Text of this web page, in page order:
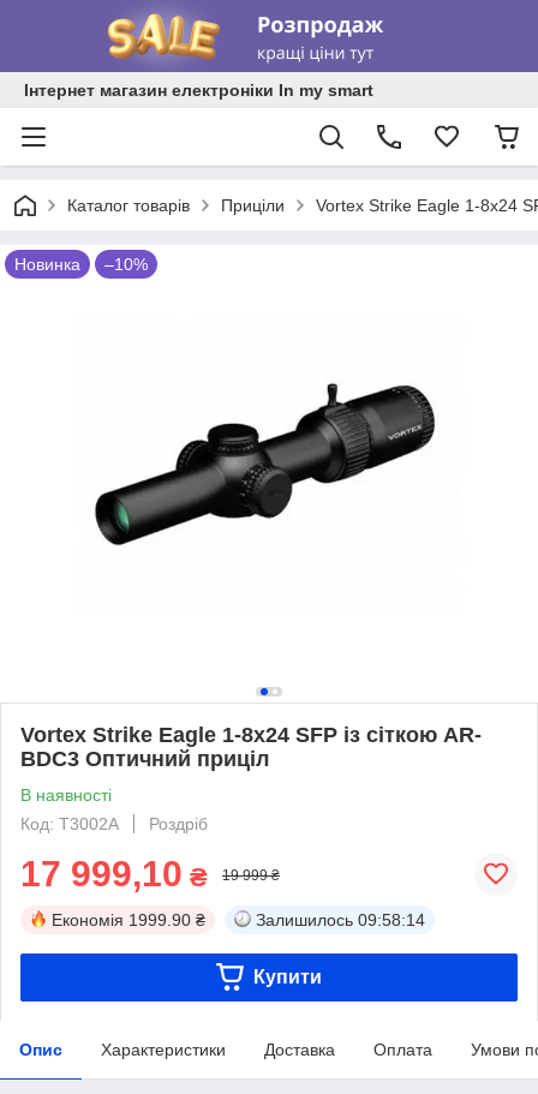
Інтернет магазин електроніки In my smart
Каталог товарів Приціли Vortex Strike Eagle 1-8x24
Новинка –10%
Vortex Strike Eagle 1-8x24 SFP із сіткою AR-
BDC3 Оптичний приціл
В наявності
Код: T3002А
Роздріб
17 999,10 ₴ 19 999 ₴
Економія 1999.90 ₴ Залишилось 09:58:14
Купити
Опис Характеристики Доставка Оплата Умови